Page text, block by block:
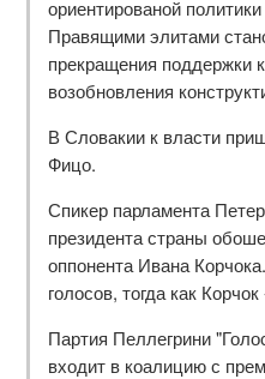
ориентированой
Правящими элитами
прекращения поддержки
возобновления
В Словакии к власти
Фицо.
Спикер парламента
президента страны
оппонента Ивана
голосов, тогда как
Партия Пеллегрини
входит в коалицию с